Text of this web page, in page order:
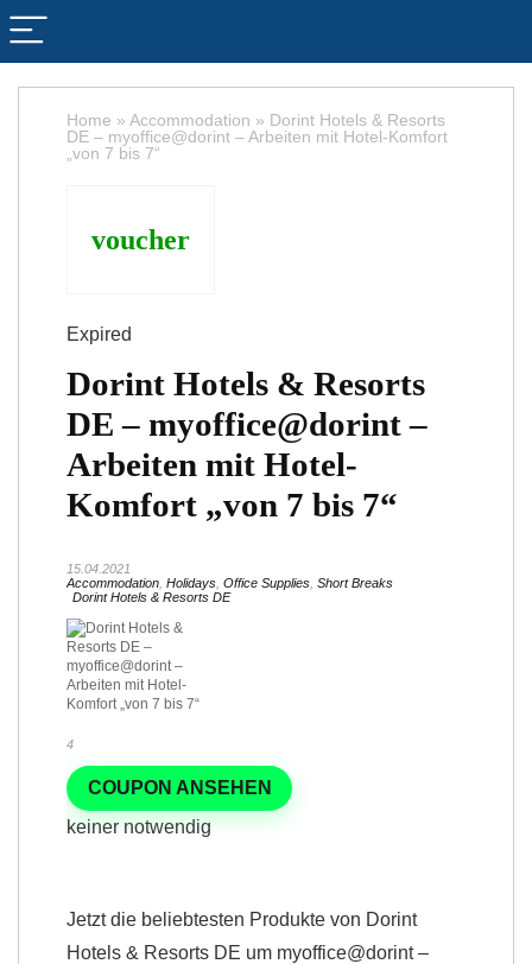
Home » Accommodation » Dorint Hotels & Resorts
DE – myoffice@dorint – Arbeiten mit Hotel-Komfort
„von 7 bis 7“
voucher
Expired
Dorint Hotels & Resorts
DE – myoffice@dorint –
Arbeiten mit Hotel-
Komfort „von 7 bis 7“
15.04.2021
Accommodation Holidays Office Supplies Short Breaks
Dorint Hotels & Resorts DE
4
COUPON ANSEHEN
keiner notwendig
Jetzt die beliebtesten Produkte von Dorint
Hotels & Resorts DE um myoffice@dorint –